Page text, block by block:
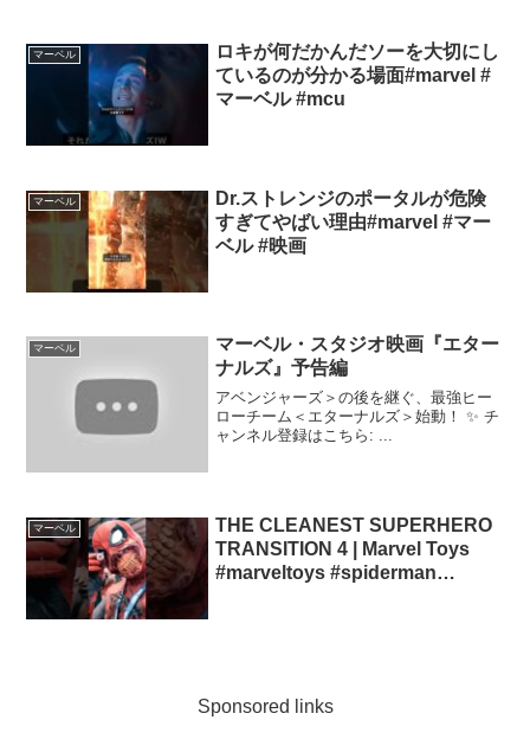
のお問い合わせ】sales@...
マーベル
ロキが何だかんだソーを大切にし
ているのが分かる場面#marvel #
マーベル #mcu
マーベル
Dr.ストレンジのポータルが危険
すぎてやばい理由#marvel #マー
ベル #映画
マーベル
マーベル・スタジオ映画『エター
ナルズ』予告編
アベンジャーズ＞の後を継ぐ、最強ヒー
ローチーム＜エターナルズ＞始動！ ✨ チ
ャンネル登録はこちら: ...
マーベル
THE CLEANEST SUPERHERO
TRANSITION 4 | Marvel Toys
#marveltoys #spiderman
Sponsored links